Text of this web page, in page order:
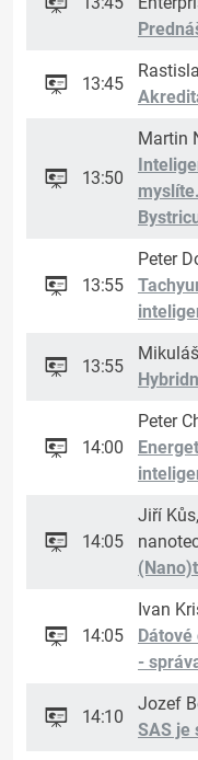
13:45
13:50
Martin
13:55
Peter
13:55
14:00
Peter
14:05
Jiří
14:05
Ivan
-
14:10
Jozef
SAS je